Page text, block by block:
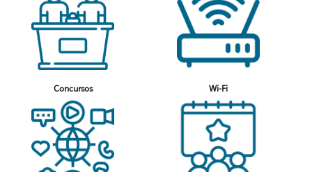
Concursos Wi-Fi